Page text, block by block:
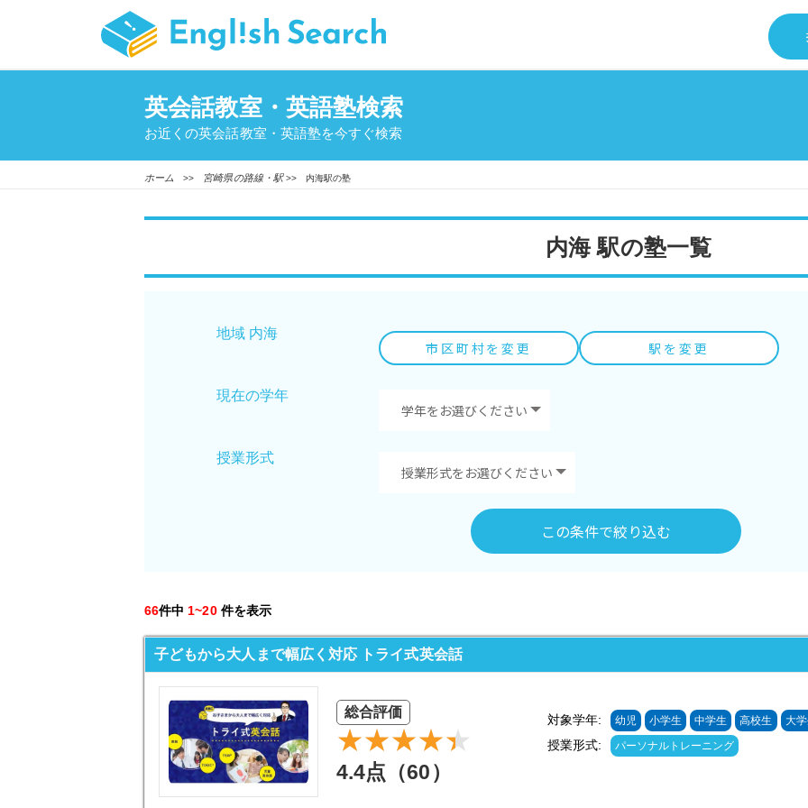
英会話教室・英語塾検索
お近くの英会話教室・英語塾を今すぐ検索
ホーム >> 宮崎県の路線・駅>> 内海駅の塾
内海 駅の塾一覧
地域 内海
市区町村を変更 駅を変更
現在の学年
授業形式
この条件で絞り込む
66件中 1~20 件を表示
子どもから大人まで幅広く対応 トライ式英会話
総合評価
4.4点（60）
対象学年: 幼児 小学生 中学生 高校生 大
授業形式: パーソナルトレーニング